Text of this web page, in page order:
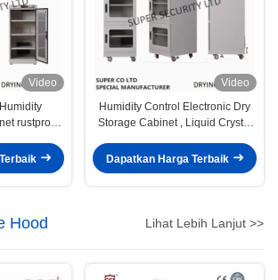
Video
rustproof
Video
Humidity Control Electronic Dry
Storage Cabinet , Liquid Crystal
Dapatkan Harga Terbaik
Hood Lihat Lebih Lanjut >>